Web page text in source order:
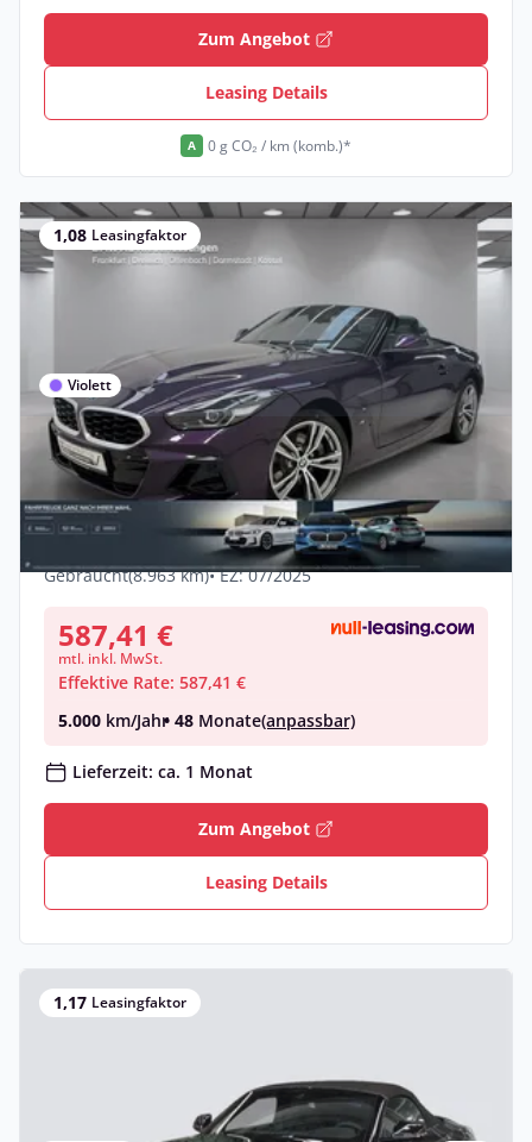
Zum Angebot
Leasing Details
A 0 g CO₂ / km (komb.)*
1,08 Leasingfaktor
Violett
Privat & Gewerbe
BMW Z4 sDrive20i Harman/K
LiveCockpitProf PDC Alarm
197 PS (145 kW)
Gebraucht(8.963 km)• EZ: 07/2025
587,41 €
mtl. inkl. MwSt.
Effektive Rate: 587,41 €
5.000 km/Jahr• 48 Monate(anpassbar)
Lieferzeit: ca. 1 Monat
Zum Angebot
Leasing Details
1,17 Leasingfaktor